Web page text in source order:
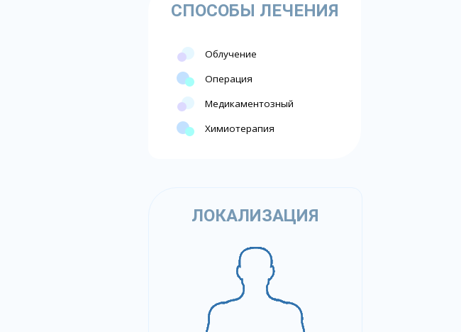
СПОСОБЫ ЛЕЧЕНИЯ
Облучение
Операция
Медикаментозный
Химиотерапия
ЛОКАЛИЗАЦИЯ